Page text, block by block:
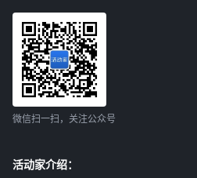
微信扫一扫，关注公众号
活动家介绍：